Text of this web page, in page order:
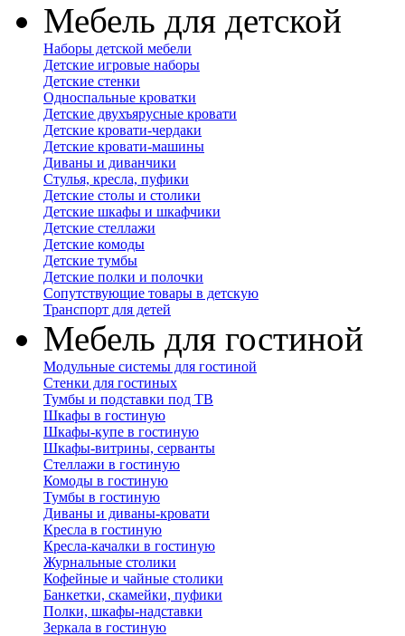
Мебель для детской
Наборы детской мебели
Детские игровые наборы
Детские стенки
Односпальные кроватки
Детские двухъярусные кровати
Детские кровати-чердаки
Детские кровати-машины
Диваны и диванчики
Стулья, кресла, пуфики
Детские столы и столики
Детские шкафы и шкафчики
Детские стеллажи
Детские комоды
Детские тумбы
Детские полки и полочки
Сопутствующие товары в детскую
Транспорт для детей
Мебель для гостиной
Модульные системы для гостиной
Стенки для гостиных
Тумбы и подставки под ТВ
Шкафы в гостиную
Шкафы-купе в гостиную
Шкафы-витрины, серванты
Стеллажи в гостиную
Комоды в гостиную
Тумбы в гостиную
Диваны и диваны-кровати
Кресла в гостиную
Кресла-качалки в гостиную
Журнальные столики
Кофейные и чайные столики
Банкетки, скамейки, пуфики
Полки, шкафы-надставки
Зеркала в гостиную